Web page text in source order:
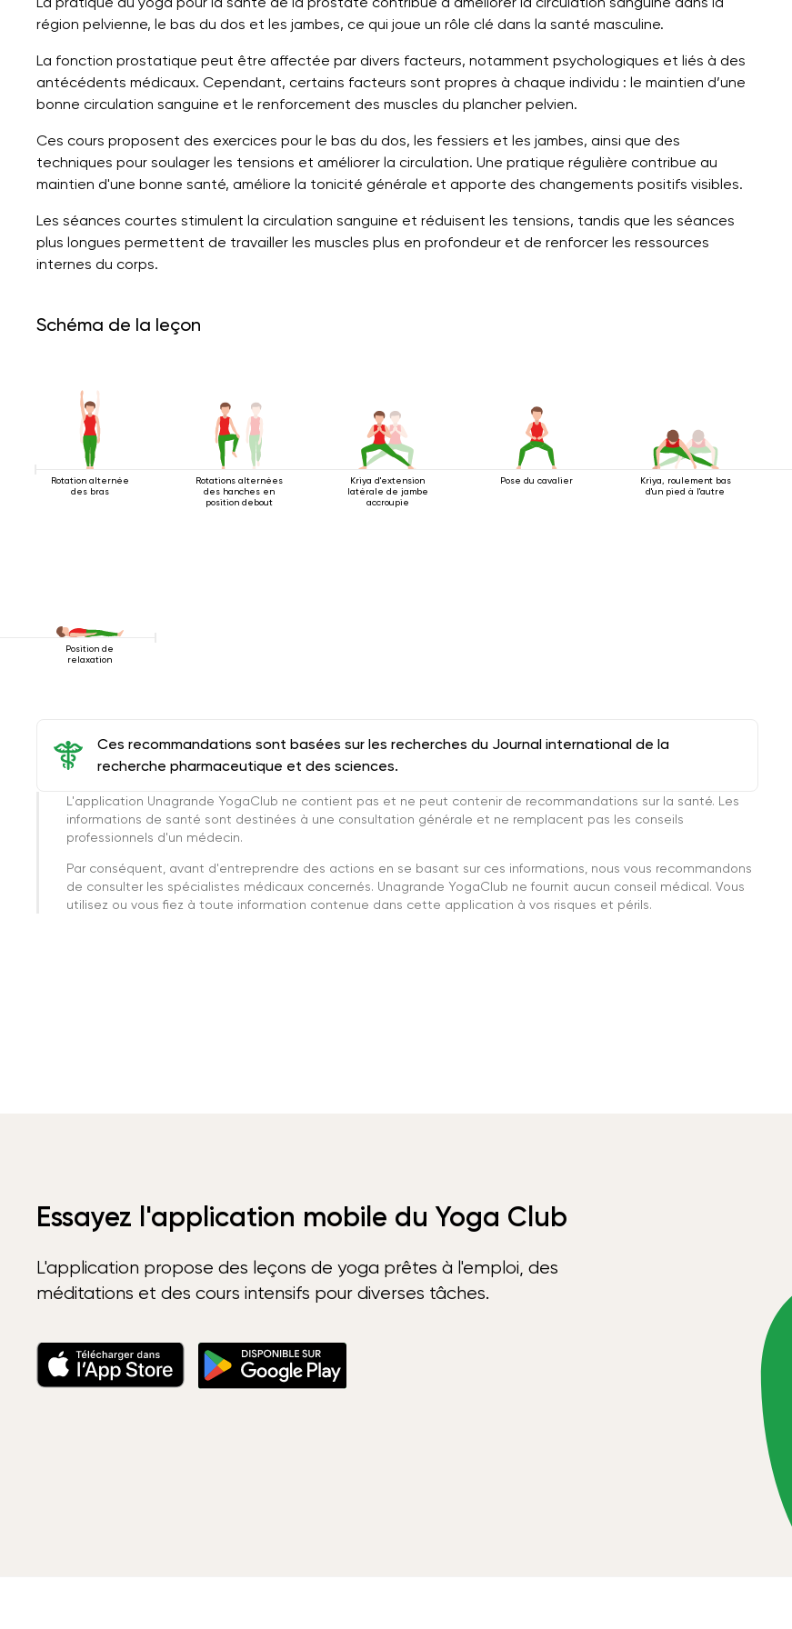
région pelvienne, le bas du dos et les jambes, ce qui joue un rôle clé dans la santé masculine.
La fonction prostatique peut être affectée par divers facteurs, notamment psychologiques et liés à des
antécédents médicaux. Cependant, certains facteurs sont propres à chaque individu : le maintien d’une
bonne circulation sanguine et le renforcement des muscles du plancher pelvien.
Ces cours proposent des exercices pour le bas du dos, les fessiers et les jambes, ainsi que des
techniques pour soulager les tensions et améliorer la circulation. Une pratique régulière contribue au
maintien d'une bonne santé, améliore la tonicité générale et apporte des changements positifs visibles.
Les séances courtes stimulent la circulation sanguine et réduisent les tensions, tandis que les séances
plus longues permettent de travailler les muscles plus en profondeur et de renforcer les ressources
internes du corps.
Schéma de la leçon
Rotation alternée
des bras
Rotations alternées
des hanches en
position debout
Kriya d'extension
latérale de jambe
accroupie
Pose du cavalier
Kriya, roulement bas
d'un pied à l'autre
Position de
relaxation
Ces recommandations sont basées sur les recherches du Journal international de la
recherche pharmaceutique et des sciences.
L'application Unagrande YogaClub ne contient pas et ne peut contenir de recommandations sur la santé. Les
informations de santé sont destinées à une consultation générale et ne remplacent pas les conseils
professionnels d'un médecin.
Par conséquent, avant d'entreprendre des actions en se basant sur ces informations, nous vous recommandons
de consulter les spécialistes médicaux concernés. Unagrande YogaClub ne fournit aucun conseil médical. Vous
utilisez ou vous fiez à toute information contenue dans cette application à vos risques et périls.
Essayez l'application mobile du Yoga Club
L'application propose des leçons de yoga prêtes à l'emploi, des
méditations et des cours intensifs pour diverses tâches.